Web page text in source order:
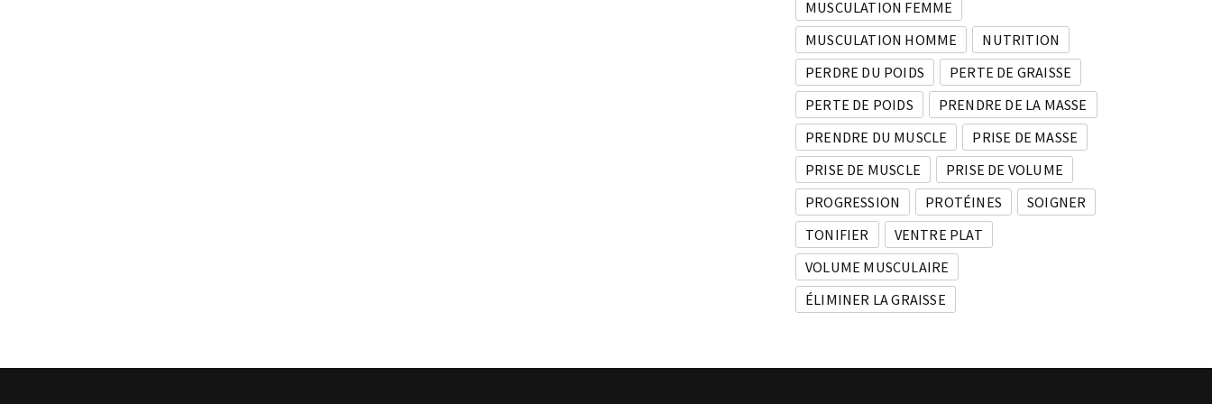
MUSCULATION FEMME
MUSCULATION HOMME
NUTRITION
PERDRE DU POIDS
PERTE DE GRAISSE
PERTE DE POIDS
PRENDRE DE LA MASSE
PRENDRE DU MUSCLE
PRISE DE MASSE
PRISE DE MUSCLE
PRISE DE VOLUME
PROGRESSION
PROTÉINES
SOIGNER
TONIFIER
VENTRE PLAT
VOLUME MUSCULAIRE
ÉLIMINER LA GRAISSE